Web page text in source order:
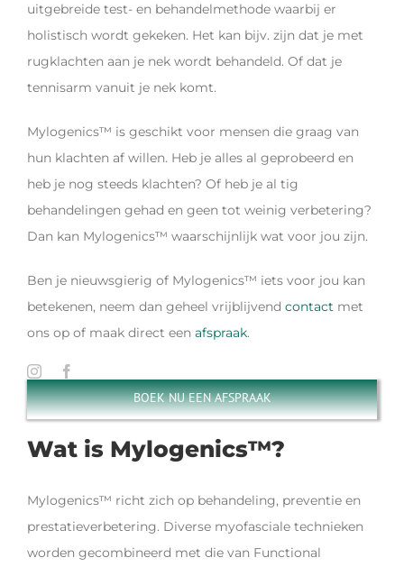
uitgebreide test- en behandelmethode waarbij er
holistisch wordt gekeken. Het kan bijv. zijn dat je met
rugklachten aan je nek wordt behandeld. Of dat je
tennisarm vanuit je nek komt.
Mylogenics™ is geschikt voor mensen die graag van
hun klachten af willen. Heb je alles al geprobeerd en
heb je nog steeds klachten? Of heb je al tig
behandelingen gehad en geen tot weinig verbetering?
Dan kan Mylogenics™ waarschijnlijk wat voor jou zijn.
Ben je nieuwsgierig of Mylogenics™ iets voor jou kan
betekenen, neem dan geheel vrijblijvend contact met
ons op of maak direct een afspraak.
BOEK NU EEN AFSPRAAK
Wat is Mylogenics™?
Mylogenics™ richt zich op behandeling, preventie en
prestatieverbetering. Diverse myofasciale technieken
worden gecombineerd met die van Functional